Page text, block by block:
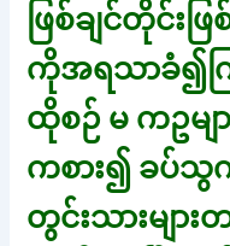
ဖြစ်ချင်တိုင်း
ကိုအရသာခံ၍က
ထိုစဉ် မ ကဥမ
ကစား၍ ခပ်သွ
တွင်းသားမျ